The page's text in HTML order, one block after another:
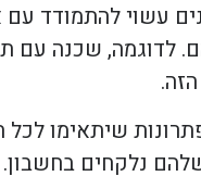
עשוי להתמודד
שכנה עם
שיתאימו
שלהם נלקחים